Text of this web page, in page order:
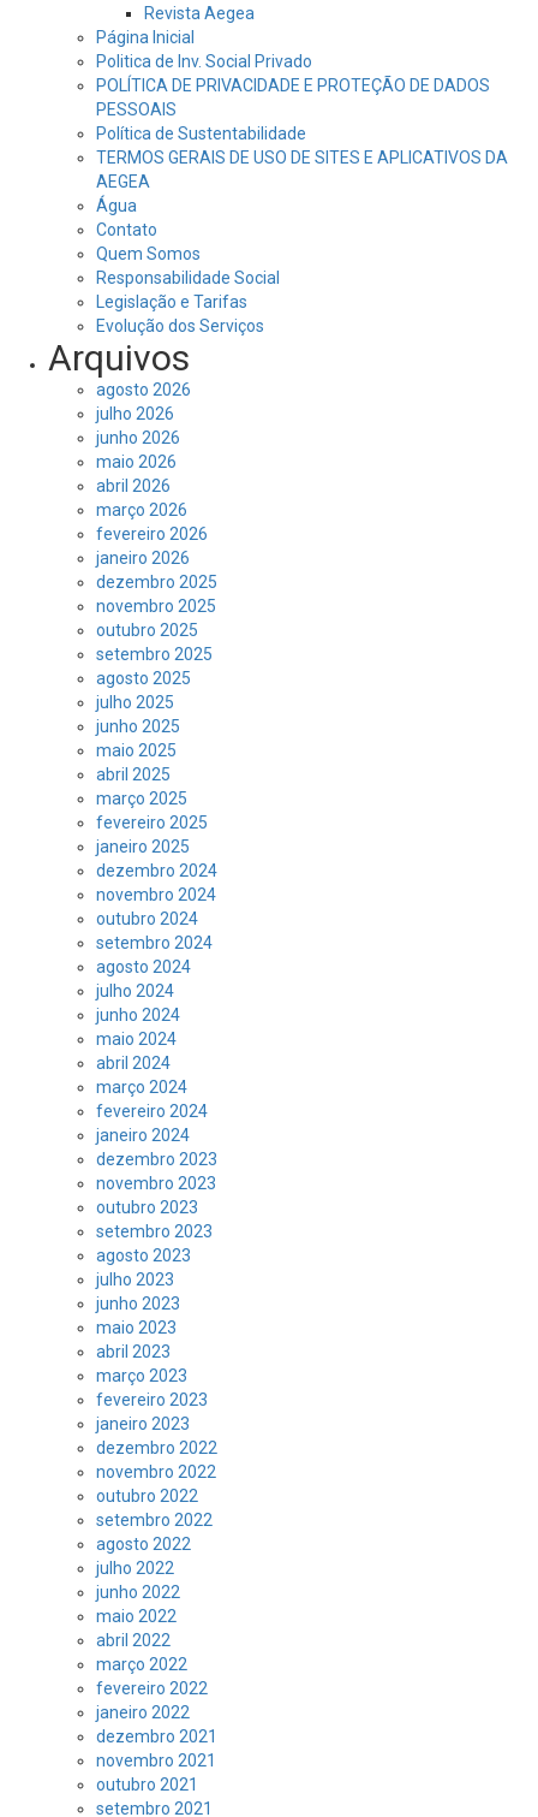
Revista Aegea
Página Inicial
Politica de Inv. Social Privado
POLÍTICA DE PRIVACIDADE E PROTEÇÃO DE DADOS
PESSOAIS
Política de Sustentabilidade
TERMOS GERAIS DE USO DE SITES E APLICATIVOS DA
AEGEA
Água
Contato
Quem Somos
Responsabilidade Social
Legislação e Tarifas
Evolução dos Serviços
Arquivos
agosto 2026
julho 2026
junho 2026
maio 2026
abril 2026
março 2026
fevereiro 2026
janeiro 2026
dezembro 2025
novembro 2025
outubro 2025
setembro 2025
agosto 2025
julho 2025
junho 2025
maio 2025
abril 2025
março 2025
fevereiro 2025
janeiro 2025
dezembro 2024
novembro 2024
outubro 2024
setembro 2024
agosto 2024
julho 2024
junho 2024
maio 2024
abril 2024
março 2024
fevereiro 2024
janeiro 2024
dezembro 2023
novembro 2023
outubro 2023
setembro 2023
agosto 2023
julho 2023
junho 2023
maio 2023
abril 2023
março 2023
fevereiro 2023
janeiro 2023
dezembro 2022
novembro 2022
outubro 2022
setembro 2022
agosto 2022
julho 2022
junho 2022
maio 2022
abril 2022
março 2022
fevereiro 2022
janeiro 2022
dezembro 2021
novembro 2021
outubro 2021
setembro 2021